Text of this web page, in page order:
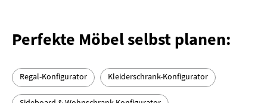
Perfekte Möbel selbst planen:
Regal-Konfigurator Kleiderschrank-Konfigurator